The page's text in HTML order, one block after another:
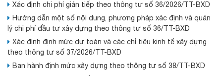
Xác định chi phí gián tiếp theo thông tư số 36/2026/TT-BXD
Hướng dẫn một số nội dung, phương pháp xác định và quản
lý chi phí đầu tư xây dựng theo thông tư số 36/TT-BXD
Xác định định mức dự toán và các chỉ tiêu kinh tế xây dựng
theo thông tư số 37/2026/TT-BXD
Ban hành định mức xây dựng theo thông tư số 38/TT-BXD